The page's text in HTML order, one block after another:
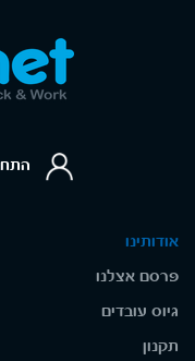
אודותינו
פרסם אצלנו
גיוס עובדים
תקנון